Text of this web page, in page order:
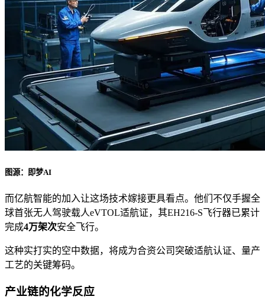
图源：即梦AI
而亿航智能的加入让这场技术嫁接更具看点。他们不仅手握全
球首张无人驾驶载人eVTOL适航证，其EH216-S飞行器已累计
完成4万架次安全飞行。
这种实打实的空中数据，将成为合资公司突破适航认证、量产
工艺的关键筹码。
产业链的化学反应